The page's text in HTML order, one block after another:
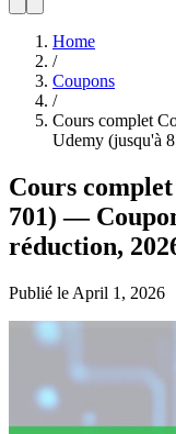
Home
/
Coupons
/
Cours complet
Udemy (jusqu'à
Cours
701) —
réduction,
Publié le April 1, 2026